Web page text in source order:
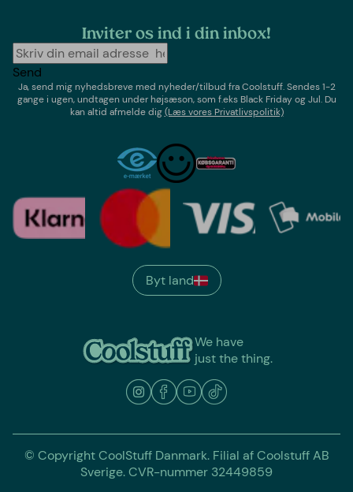
Inviter os ind i din inbox!
Send
Ja, send mig nyhedsbreve med nyheder/tilbud fraCoolstuff. Sendes 1-2
gange i ugen,undtagen under højsæson, som f.eks Black Friday og Jul. Du
kan altid afmelde dig(Læs vores Privatlivspolitik)
We have
just the thing.
Byt land
© Copyright CoolStuff Danmark. Filial af Coolstuff AB
Sverige. CVR-nummer 32449859